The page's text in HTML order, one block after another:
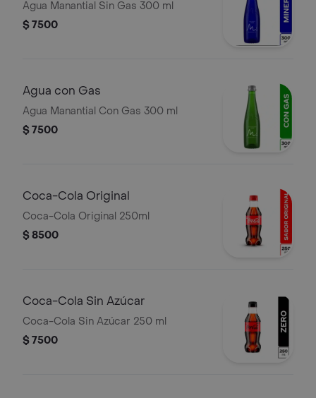
Agua Manantial Sin Gas 300 ml
$ 7500
Agua con Gas
Agua Manantial Con Gas 300 ml
$ 7500
Coca-Cola Original
Coca-Cola Original 250ml
$ 8500
Coca-Cola Sin Azúcar
Coca-Cola Sin Azúcar 250 ml
$ 7500